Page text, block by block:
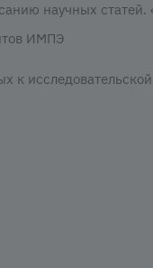
научных
ИМПЭ
исследовательской